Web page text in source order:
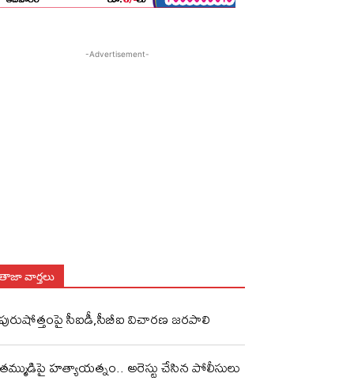
-Advertisement-
వార్తలు
పురుషోత్తంపై సీఐడీ,సీబీఐ విచారణ జరపాలి
తమ్ముడిపై హత్యాయత్నం.. అరెస్టు చేసిన పోలీసులు